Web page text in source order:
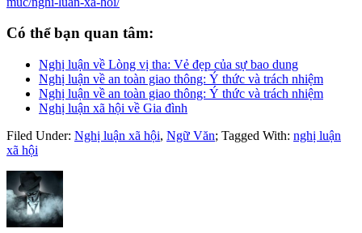
Có thể bạn quan tâm:
Nghị luận về Lòng vị tha: Vẻ đẹp của sự bao dung
Nghị luận về an toàn giao thông: Ý thức và trách nhiệm
Nghị luận về an toàn giao thông: Ý thức và trách nhiệm
Nghị luận xã hội về Gia đình
Filed Under: Nghị luận xã hội, Ngữ Văn; Tagged With: nghị luận
xã hội